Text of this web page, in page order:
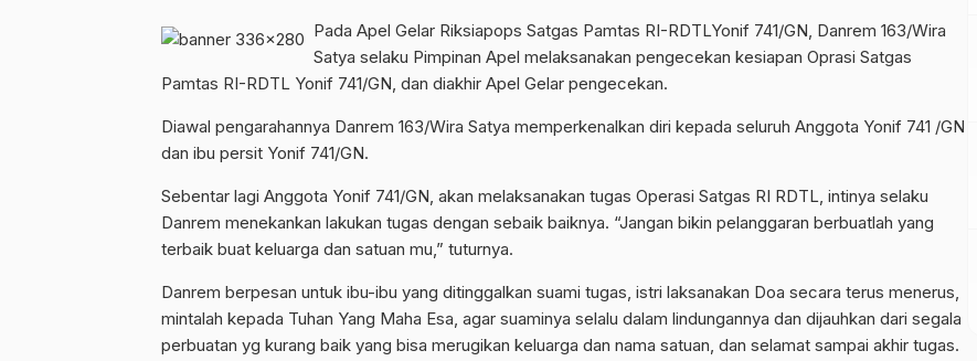
Pada Apel Gelar Riksiapops Satgas Pamtas RI-RDTLYonif 741/GN, Danrem 163/Wira
Satya selaku Pimpinan Apel melaksanakan pengecekan kesiapan Oprasi Satgas
Pamtas RI-RDTL Yonif 741/GN, dan diakhir Apel Gelar pengecekan.
Diawal pengarahannya Danrem 163/Wira Satya memperkenalkan diri kepada seluruh Anggota Yonif 741 /GN
dan ibu persit Yonif 741/GN.
Sebentar lagi Anggota Yonif 741/GN, akan melaksanakan tugas Operasi Satgas RI RDTL, intinya selaku
Danrem menekankan lakukan tugas dengan sebaik baiknya. “Jangan bikin pelanggaran berbuatlah yang
terbaik buat keluarga dan satuan mu,” tuturnya.
Danrem berpesan untuk ibu-ibu yang ditinggalkan suami tugas, istri laksanakan Doa secara terus menerus,
mintalah kepada Tuhan Yang Maha Esa, agar suaminya selalu dalam lindungannya dan dijauhkan dari segala
perbuatan yg kurang baik yang bisa merugikan keluarga dan nama satuan, dan selamat sampai akhir tugas.